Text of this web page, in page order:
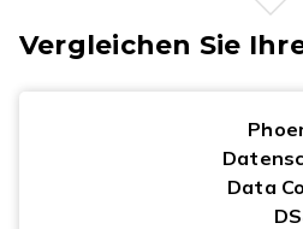
Vergleichen Sie
Data